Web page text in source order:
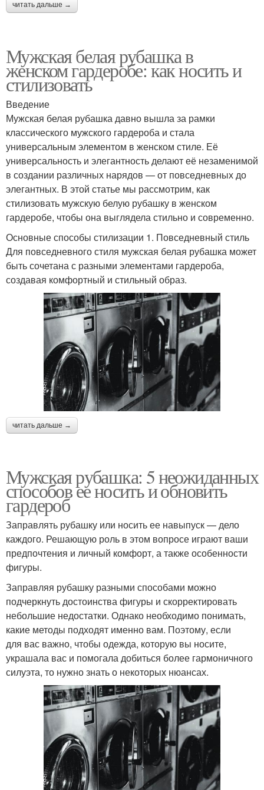
читать дальше →
Мужская белая рубашка в
женском гардеробе: как носить и
стилизовать
Введение
Мужская белая рубашка давно вышла за рамки
классического мужского гардероба и стала
универсальным элементом в женском стиле. Её
универсальность и элегантность делают её незаменимой
в создании различных нарядов — от повседневных до
элегантных. В этой статье мы рассмотрим, как
стилизовать мужскую белую рубашку в женском
гардеробе, чтобы она выглядела стильно и современно.
Основные способы стилизации 1. Повседневный стиль
Для повседневного стиля мужская белая рубашка может
быть сочетана с разными элементами гардероба,
создавая комфортный и стильный образ.
читать дальше →
Мужская рубашка: 5 неожиданных
способов ее носить и обновить
гардероб
Заправлять рубашку или носить ее навыпуск — дело
каждого. Решающую роль в этом вопросе играют ваши
предпочтения и личный комфорт, а также особенности
фигуры.
Заправляя рубашку разными способами можно
подчеркнуть достоинства фигуры и скорректировать
небольшие недостатки. Однако необходимо понимать,
какие методы подходят именно вам. Поэтому, если
для вас важно, чтобы одежда, которую вы носите,
украшала вас и помогала добиться более гармоничного
силуэта, то нужно знать о некоторых нюансах.